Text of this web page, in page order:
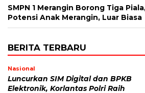
SMPN 1 Merangin Borong Tiga
Potensi Anak Merangin, Luar Biasa
BERITA TERBARU
Nasional
Luncurkan SIM Digital dan BPKB
Elektronik, Korlantas Polri Raih